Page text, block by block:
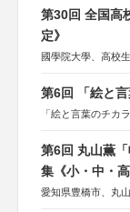
第30回 全国高
定》
國學院大學、高校
第6回 「絵と言
「絵と言葉のチカ
第6回 丸山薫
集《小・中・高
愛知県豊橋市、丸